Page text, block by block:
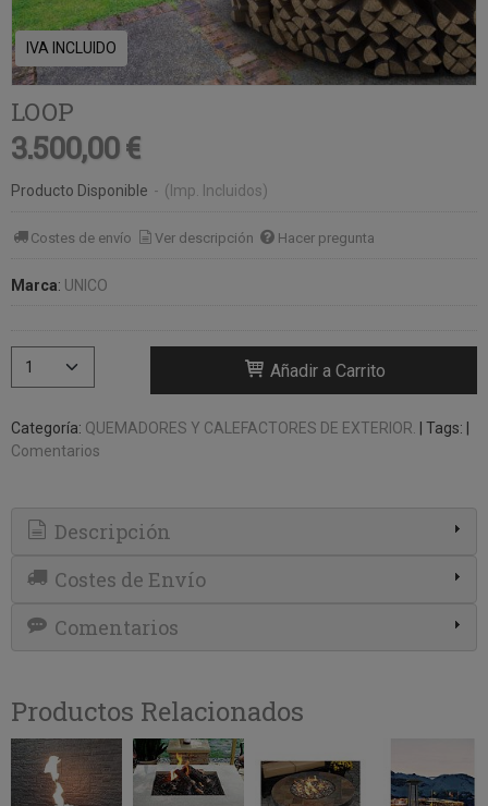
IVA INCLUIDO
LOOP
3.500,00 €
Producto Disponible - (Imp. Incluidos)
Costes de envío Ver descripción Hacer pregunta
Marca: UNICO
Añadir a Carrito
Categoría: QUEMADORES Y CALEFACTORES DE EXTERIOR. | Tags: |
Comentarios
Descripción
Costes de Envío
Comentarios
Productos Relacionados